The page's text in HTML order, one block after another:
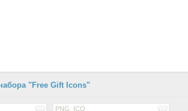
"Free Gift Icons"
PNG ICO